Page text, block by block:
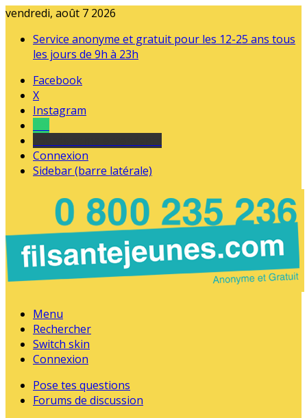
vendredi, août 7 2026
Service anonyme et gratuit pour les 12-25 ans tous
les jours de 9h à 23h
Facebook
X
Instagram
Connexion
Sidebar (barre latérale)
Menu
Rechercher
Switch skin
Connexion
Pose tes questions
Forums de discussion